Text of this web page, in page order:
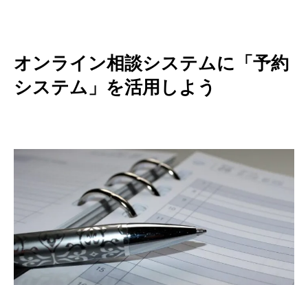
オンライン相談システムに「予約
システム」を活用しよう